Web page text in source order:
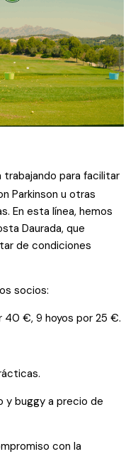
trabajando para facilitar
Parkinson u otras
En esta línea, hemos
Daurada, que
de condiciones
socios:
40 €, 9 hoyos por 25 €.
buggy a precio de
con la